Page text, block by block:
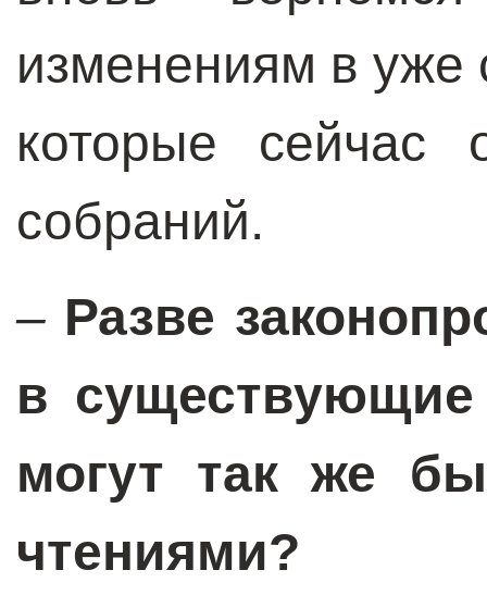
изменениям в
которые сейчас
собраний.
– Разве
в
могут так же
чтениями?